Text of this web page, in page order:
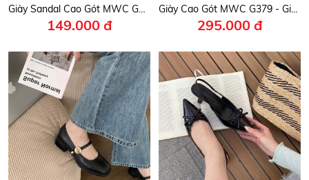
Giày Sandal Cao Gót MWC G070 - Giày Sandal Gót Vuông 5 Phân, Quai Ngang Mảnh Đẹp, Thanh Lịch Cho Qúy Nàng Công Sở, Học Đường.
149.000 đ
Giày Cao Gót MWC G379 - Giày Cao Gót 6cm, Nơ Xinh Phối Quai Ngang Mảnh Khoá Cài Thanh Lịch, Nữ Tính, Thời Trang.
295.000 đ